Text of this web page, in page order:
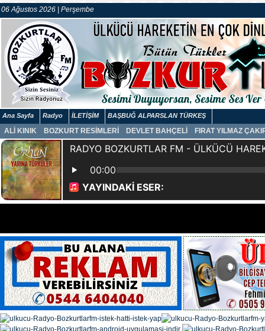
06 Ağustos 2026 | Perşembe
Ana Sayfa Radyo İLETİŞİM BAŞBUĞ ALPARSLAN TÜRKEŞ
ALİ KINIK BOZKURT RESİMLERİ DEVLET BAHÇELİ FIRAT YILMAZ